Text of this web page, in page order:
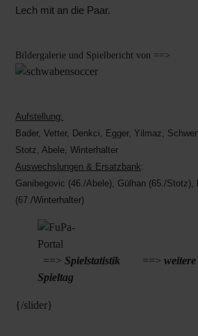
Lech mit an die Paar.
Bildergalerie und Spielbericht von ==>
Aufstellung:
Bader, Vetter, Denkci, Egger, Yilmaz,
Stotz, Abele, Winterhalter
Auswechslungen & Ersatzbank:
Ganibegovic (46./Abele), Gülhan (65./Stotz),
(67./Winterhalter)
==>Spielstatistik ==>
Spieltag
{/slider}